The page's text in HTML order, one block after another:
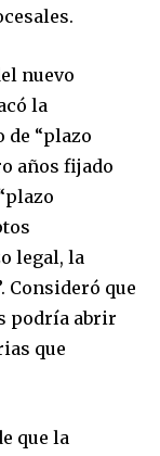
nuevo
la
“plazo
años fijado
legal, la
Consideró que
podría abrir
que
que la